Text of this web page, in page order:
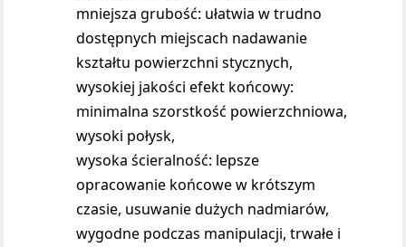
mniejsza grubość: ułatwia w trudno
dostępnych miejscach nadawanie
kształtu powierzchni stycznych,
wysokiej jakości efekt końcowy:
minimalna szorstkość powierzchniowa,
wysoki połysk,
wysoka ścieralność: lepsze
opracowanie końcowe w krótszym
czasie, usuwanie dużych nadmiarów,
wygodne podczas manipulacji, trwałe i